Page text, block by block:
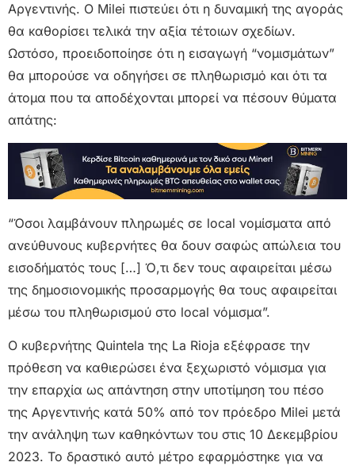
Αργεντινής. Ο Milei πιστεύει ότι η δυναμική της αγοράς
θα καθορίσει τελικά την αξία τέτοιων σχεδίων.
Ωστόσο, προειδοποίησε ότι η εισαγωγή “νομισμάτων”
θα μπορούσε να οδηγήσει σε πληθωρισμό και ότι τα
άτομα που τα αποδέχονται μπορεί να πέσουν θύματα
απάτης:
“Όσοι λαμβάνουν πληρωμές σε local νομίσματα από
ανεύθυνους κυβερνήτες θα δουν σαφώς απώλεια του
εισοδήματός τους […] Ό,τι δεν τους αφαιρείται μέσω
της δημοσιονομικής προσαρμογής θα τους αφαιρείται
μέσω του πληθωρισμού στο local νόμισμα”.
Ο κυβερνήτης Quintela της La Rioja εξέφρασε την
πρόθεση να καθιερώσει ένα ξεχωριστό νόμισμα για
την επαρχία ως απάντηση στην υποτίμηση του πέσο
της Αργεντινής κατά 50% από τον πρόεδρο Milei μετά
την ανάληψη των καθηκόντων του στις 10 Δεκεμβρίου
2023. Το δραστικό αυτό μέτρο εφαρμόστηκε για να